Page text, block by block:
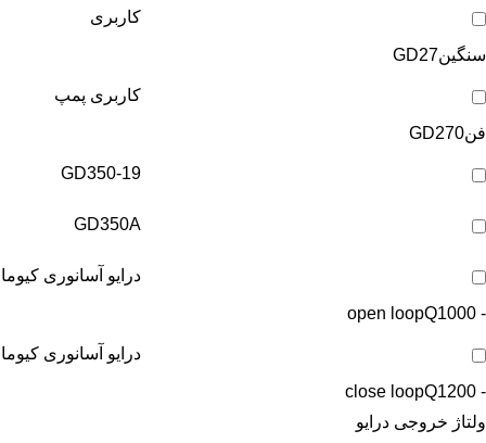
کاربری
سنگینGD27
کاربری پمپ
فنGD270
GD350-19
GD350A
درایو آسانوری کیوما
- open loop
Q1000
درایو آسانوری کیوما
- close loop
Q1200
ولتاژ خروجی درایو